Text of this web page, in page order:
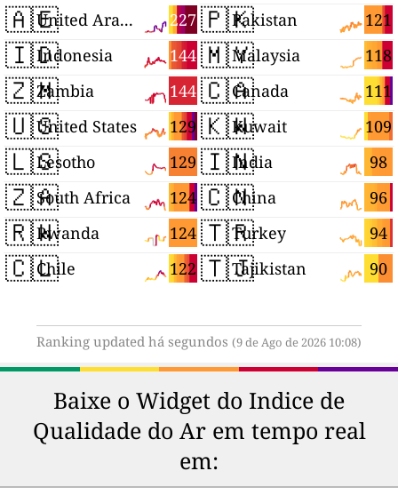
🇦🇪 227
United Arab Emirates
🇮🇩 144
Indonesia
🇿🇲 144
Zambia
🇺🇸 129
United States
🇱🇸 129
Lesotho
🇿🇦 124
South Africa
🇷🇼 124
Rwanda
🇨🇱 122
Chile
🇵🇰 121
Pakistan
🇲🇾 118
Malaysia
🇨🇦 111
Canada
🇰🇼 109
Kuwait
🇮🇳 98
India
🇨🇳 96
China
🇹🇷 94
Turkey
🇹🇯 90
Tajikistan
Ranking updated há segundos (9 de Ago de 2026 10:08)
Baixe o Widget do Indice de
Qualidade do Ar em tempo real
em: